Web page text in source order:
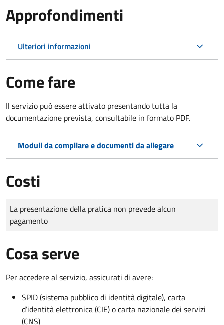
Approfondimenti
Ulteriori informazioni
Come fare
Il servizio può essere attivato presentando tutta la
documentazione prevista, consultabile in formato PDF.
Moduli da compilare e documenti da allegare
Costi
Tipo di pagamento
Importo
La presentazione della pratica non prevede alcun
pagamento
Cosa serve
Per accedere al servizio, assicurati di avere:
SPID (sistema pubblico di identità digitale), carta
d’identità elettronica (CIE) o carta nazionale dei servizi
(CNS)